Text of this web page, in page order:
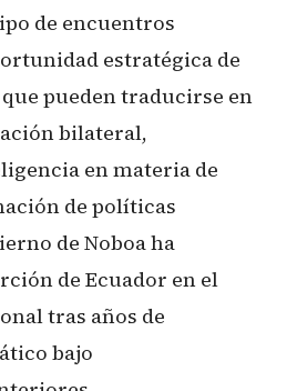
de encuentros
estratégica de
pueden traducirse en
bilateral,
en materia de
de políticas
de Noboa ha
de Ecuador en el
tras años de
bajo